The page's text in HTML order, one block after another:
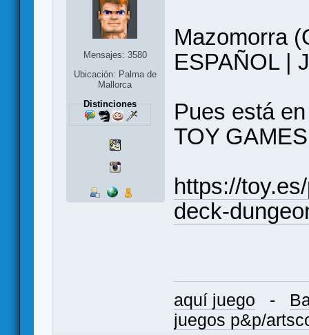
Mensajes: 3580
Ubicación: Palma de
Mallorca
Distinciones
Mazomorra
ESPAÑOL |
Pues está
TOY GAMES
https://
deck-
aquí juego -
juegos p&p/